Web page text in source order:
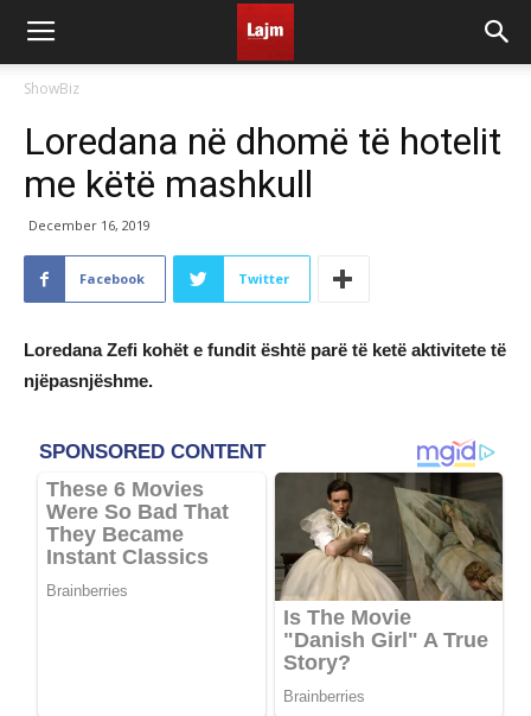
ShowBiz
Loredana në dhomë të hotelit
me këtë mashkull
December 16, 2019
Facebook Twitter
Loredana Zefi kohët e fundit është parë të ketë aktivitete të
njëpasnjëshme.